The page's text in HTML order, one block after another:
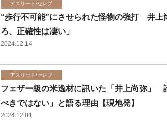
アスリート/セレブ
“歩行不可能”にさせられた怪物の強打 井上
ろ、正確性は凄い」
2024.12.14
アスリート/セレブ
フェザー級の米逸材に訊いた「井上尚弥」
べきではない」と語る理由【現地発】
2024.12.01